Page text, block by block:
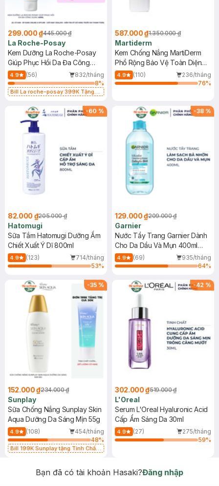
299.000 ₫445.000 ₫
La Roche-Posay
Kem Dưỡng La Roche-Posay
Giúp Phục Hồi Da Đa Công
Dụng 40ml
4.9 (56)
832/tháng
8%
Bill La roche-posay 399K Tặng
(SL có hạn)
587.000 ₫1.350.000 ₫
Martiderm
Kem Chống Nắng MartiDerm
Phổ Rộng Bảo Vệ Toàn Diện
40ml
4.9 (110)
236/tháng
76%
-60 %
82.000 ₫205.000 ₫
Hatomugi
Sữa Tắm Hatomugi Dưỡng Ẩm
Chiết Xuất Ý Dĩ 800ml
4.9 (123)
714/tháng
53%
-38 %
129.000 ₫209.000 ₫
Garnier
Nước Tẩy Trang Garnier Dành
Cho Da Dầu Và Mụn 400ml
(Mới)
4.9 (69)
935/tháng
64%
-35 %
152.000 ₫234.000 ₫
Sunplay
Sữa Chống Nắng Sunplay Skin
Aqua Dưỡng Da Sáng Mịn 55g
4.9 (108)
454/tháng
48%
Bill 199K Sunplay tặng Tinh Chất
-42 %
302.000 ₫519.000 ₫
L'Oreal
Serum L'Oreal Hyaluronic Acid
Cấp Ẩm Sáng Da 30ml
4.9 (27)
275/tháng
59%
Bạn đã có tài khoản Hasaki?Đăng nhập